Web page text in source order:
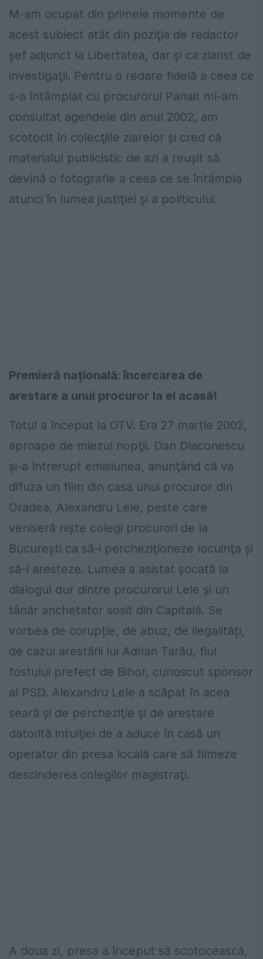
M-am ocupat din primele momente de
acest subiect atât din poziţia de redactor
şef adjunct la Libertatea, dar şi ca ziarist de
investigaţii. Pentru o redare fidelă a ceea ce
s-a întâmplat cu procurorul Panait mi-am
consultat agendele din anul 2002, am
scotocit în colecţiile ziarelor şi cred că
materialul publicistic de azi a reuşit să
devină o fotografie a ceea ce se întâmpla
atunci în lumea justiţiei şi a politicului.
Premieră națională: încercarea de
arestare a unui procuror la el acasă!
Totul a început la OTV. Era 27 martie 2002,
aproape de miezul nopţii. Dan Diaconescu
şi-a întrerupt emisiunea, anunţând că va
difuza un film din casa unui procuror din
Oradea, Alexandru Lele, peste care
veniseră nişte colegi procurori de la
Bucureşti ca să-i percheziţioneze locuinţa şi
să-l aresteze. Lumea a asistat şocată la
dialogul dur dintre procurorul Lele şi un
tânăr anchetator sosit din Capitală. Se
vorbea de corupție, de abuz, de ilegalități,
de cazul arestării lui Adrian Tarău, fiul
fostului prefect de Bihor, cunoscut sponsor
al PSD. Alexandru Lele a scăpat în acea
seară şi de percheziţie şi de arestare
datorită intuiţiei de a aduce în casă un
operator din presa locală care să filmeze
descinderea colegilor magistraţi.
A doua zi, presa a început să scotocească,